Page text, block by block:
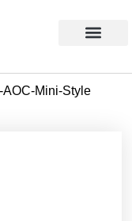
AOC-Mini-Style